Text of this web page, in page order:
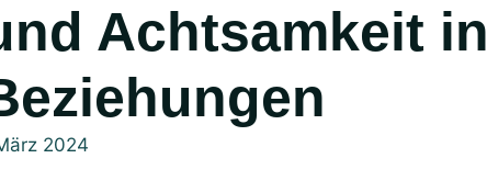
Achtsamkeit in
2024